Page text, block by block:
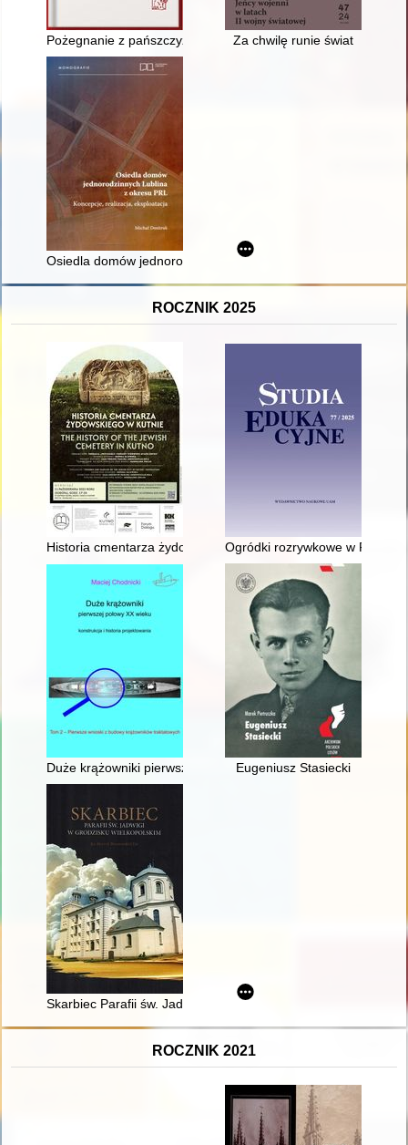
Pożegnanie z pańszczyzną : historia gospodarcza Polski od
Za chwilę runie świat
Osiedla domów jednorodzinnych Lublina z okresu PRL :
ROCZNIK 2025
Historia cmentarza żydowskiego w Kutnie = The history of the
Ogródki rozrywkowe w
Duże krążowniki pierwszej połowy XX w. : konstrukcja i
Eugeniusz Stasiecki
Skarbiec Parafii św. Jadwigi w Grodzisku Wielkopolskim
ROCZNIK 2021